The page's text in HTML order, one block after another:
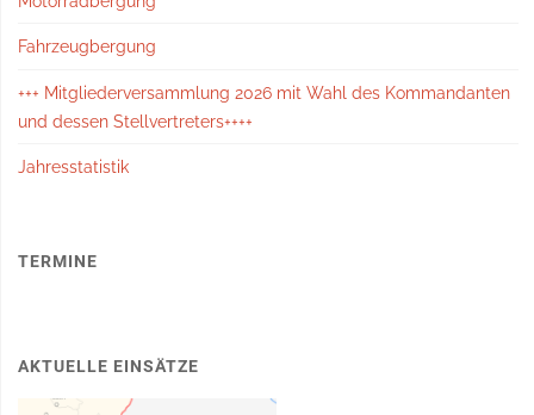
Fahrzeugbergung
+++ Mitgliederversammlung 2026 mit Wahl des Kommandanten
und dessen Stellvertreters++++
Jahresstatistik
TERMINE
AKTUELLE EINSÄTZE